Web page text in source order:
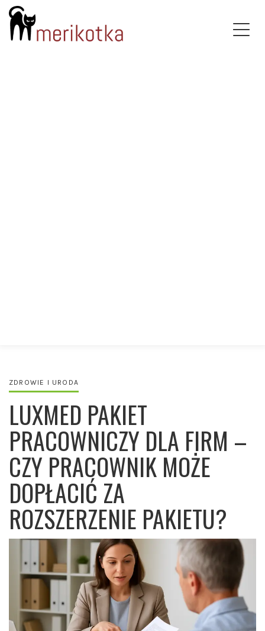
ZDROWIE I URODA
LUXMED PAKIET
PRACOWNICZY DLA FIRM –
CZY PRACOWNIK MOŻE
DOPŁACIĆ ZA
ROZSZERZENIE PAKIETU?